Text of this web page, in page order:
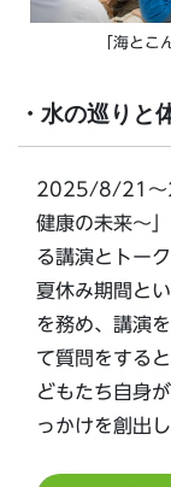
「海とこ
・水の巡りと
2025/8/21～
健康の未来～
る講演とトー
夏休み期間と
を務め、講演
て質問をする
どもたち自身
っかけを創出し